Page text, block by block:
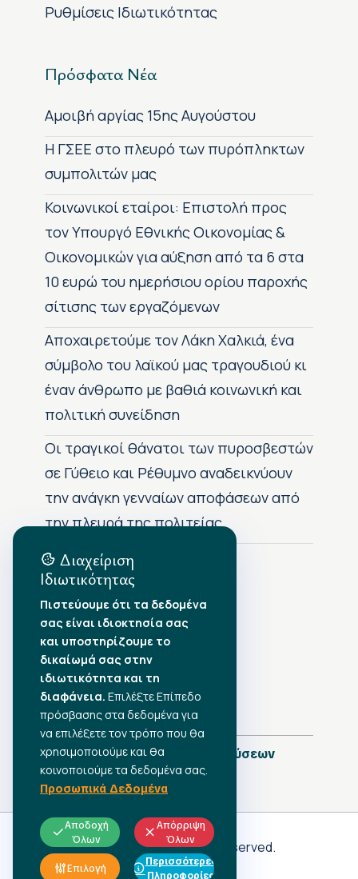
Ρυθμίσεις Ιδιωτικότητας
Πρόσφατα Νέα
Αμοιβή αργίας 15ης Αυγούστου
H ΓΣΕΕ στο πλευρό των πυρόπληκτων
συμπολιτών μας
Κοινωνικοί εταίροι: Επιστολή προς
τον Υπουργό Εθνικής Οικονομίας &
Οικονομικών για αύξηση από τα 6 στα
10 ευρώ του ημερήσιου ορίου παροχής
σίτισης των εργαζόμενων
Αποχαιρετούμε τον Λάκη Χαλκιά, ένα
σύμβολο του λαϊκού μας τραγουδιού κι
έναν άνθρωπο με βαθιά κοινωνική και
πολιτική συνείδηση
Οι τραγικοί θάνατοι των πυροσβεστών
σε Γύθειο και Ρέθυμνο αναδεικνύουν
την ανάγκη γενναίων αποφάσεων από
την πλευρά της πολιτείας
Αρχείο Δημοσιεύσεων
•Αύγουστος 2026
•Ιούλιος 2026
•Ιούνιος 2026
•Μάιος 2026
•Απρίλιος 2026
•Μάρτιος 2026
Πλήρες Ημερολόγιο Δημοσιεύσεων
Γ.Σ.Ε.Ε
© 2026 All rights reserved.
ΠΡΟΣΩΠΙΚΑ ΔΕΔΟΜΕΝΑ
Διαχείριση
Ιδιωτικότητας
Πιστεύουμε ότι τα δεδομένα
σας είναι ιδιοκτησία σας
και υποστηρίζουμε το
δικαίωμά σας στην
ιδιωτικότητα και τη
διαφάνεια. Επιλέξτε Επίπεδο
πρόσβασης στα δεδομένα για
να επιλέξετε τον τρόπο που θα
χρησιμοποιούμε και θα
κοινοποιούμε τα δεδομένα σας.
Προσωπικά Δεδομένα
Αποδοχή
Όλων
Απόρριψη
Όλων
Επιλογή
Περισσότερες
Πληροφορίες